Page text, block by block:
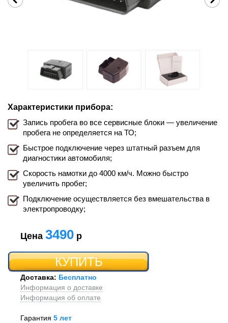
Характеристики прибора:
Запись пробега во все сервисные блоки — увеличение
пробега не определяется на ТО;
Быстрое подключение через штатный разъем для
диагностики автомобиля;
Скорость намотки до 4000 км/ч. Можно быстро
увеличить пробег;
Подключение осуществляется без вмешательства в
электропроводку;
Цена 3490 р
КУПИТЬ
Доставка: Бесплатно
Информация о доставке
Информация об оплате
Гарантия 5 лет